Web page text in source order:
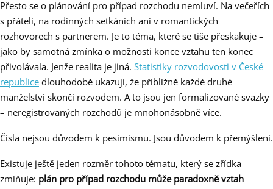
Přesto se o plánování pro případ rozchodu nemluví. Na večeřích
s přáteli, na rodinných setkáních ani v romantických
rozhovorech s partnerem. Je to téma, které se tiše přeskakuje –
jako by samotná zmínka o možnosti konce vztahu ten konec
přivolávala. Jenže realita je jiná. Statistiky rozvodovosti v České
republice dlouhodobě ukazují, že přibližně každé druhé
manželství skončí rozvodem. A to jsou jen formalizované svazky
– neregistrovaných rozchodů je mnohonásobně více.
Čísla nejsou důvodem k pesimismu. Jsou důvodem k přemýšlení.
Existuje ještě jeden rozměr tohoto tématu, který se zřídka
zmiňuje: plán pro případ rozchodu může paradoxně vztah